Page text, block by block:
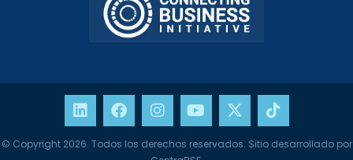
© Copyright 2026. Todos los derechos reservados. Sitio desarrollado por